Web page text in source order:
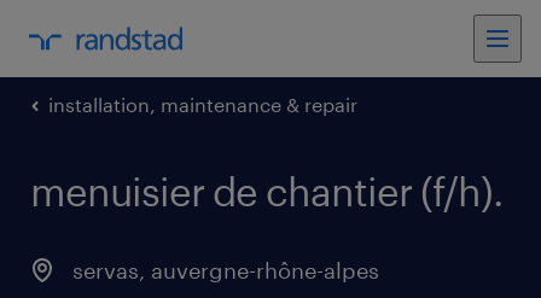
installation, maintenance & repair
menuisier de chantier (f/h).
servas, auvergne-rhône-alpes